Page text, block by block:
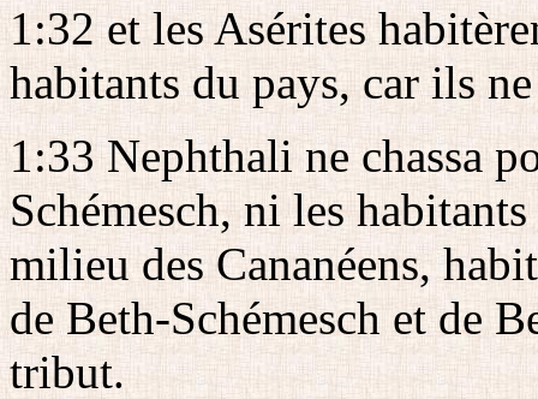
1:32 et les Asérites
habitants du pays, car ils
1:33 Nephthali ne chassa
Schémesch, ni les
milieu des Cananéens,
de Beth-Schémesch et de
tribut.